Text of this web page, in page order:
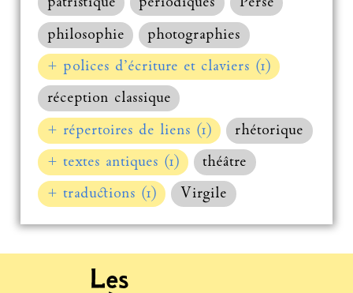
philosophie
photographies
+ polices d’écriture et claviers (1)
réception classique
+ répertoires de liens (1)
rhétorique
+ textes antiques (1)
théâtre
+ traductions (1)
Virgile